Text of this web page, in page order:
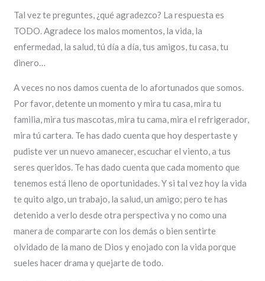
Tal vez te preguntes, ¿qué agradezco? La respuesta es
TODO. Agradece los malos momentos, la vida, la
enfermedad, la salud, tú día a día, tus amigos, tu casa, tu
dinero…
A veces no nos damos cuenta de lo afortunados que somos.
Por favor, detente un momento y mira tu casa, mira tu
familia, mira tus mascotas, mira tu cama, mira el refrigerador,
mira tú cartera. Te has dado cuenta que hoy despertaste y
pudiste ver un nuevo amanecer, escuchar el viento, a tus
seres queridos. Te has dado cuenta que cada momento que
tenemos está lleno de oportunidades. Y si tal vez hoy la vida
te quito algo, un trabajo, la salud, un amigo; pero te has
detenido a verlo desde otra perspectiva y no como una
manera de compararte con los demás o bien sentirte
olvidado de la mano de Dios y enojado con la vida porque
sueles hacer drama y quejarte de todo.